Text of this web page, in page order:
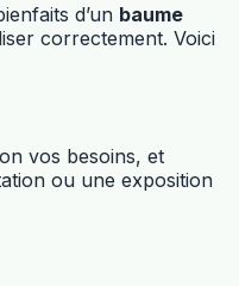
d’un baume
correctement. Voici
vos besoins, et
ou une exposition